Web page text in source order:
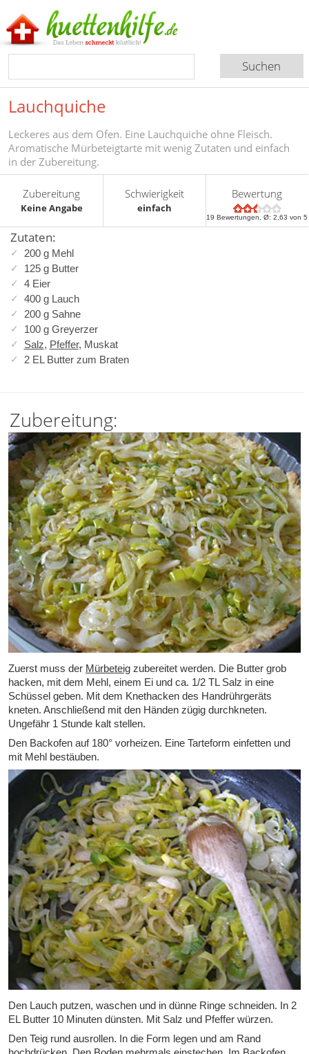
Lauchquiche
Leckeres aus dem Ofen. Eine Lauchquiche ohne Fleisch.
Aromatische Mürbeteigtarte mit wenig Zutaten und einfach
in der Zubereitung.
Zubereitung
Keine Angabe
Schwierigkeit
einfach
Bewertung
19 Bewertungen, Ø:2,63 von 5
Zutaten:
200 g Mehl
125 g Butter
4 Eier
400 g Lauch
200 g Sahne
100 g Greyerzer
Salz, Pfeffer, Muskat
2 EL Butter zum Braten
Zubereitung:
Zuerst muss der Mürbeteig zubereitet werden. Die Butter grob
hacken, mit dem Mehl, einem Ei und ca. 1/2 TL Salz in eine
Schüssel geben. Mit dem Knethacken des Handrührgeräts
kneten. Anschließend mit den Händen zügig durchkneten.
Ungefähr 1 Stunde kalt stellen.
Den Backofen auf 180° vorheizen. Eine Tarteform einfetten und
mit Mehl bestäuben.
Den Lauch putzen, waschen und in dünne Ringe schneiden. In 2
EL Butter 10 Minuten dünsten. Mit Salz und Pfeffer würzen.
Den Teig rund ausrollen. In die Form legen und am Rand